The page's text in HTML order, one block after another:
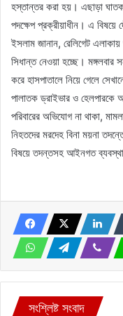
হস্তান্তর করা হয়। এছাড়া
পদক্ষেপ প্রক্রীয়াধীন। এ
ইসলাম জানান, রেলিগেট
সিধান্ত নেওয়া হচ্ছে। মঙ্গলবার
করে হাসপাতালে নিয়ে গেলে
পালাতক ড্রাইভার ও
পরিবারের অভিযোগ না থাকা,
নিহতদের মরদেহ বিনা ময়না
বিষয়ে তদন্তসহ আইনগত ব্যবস্থা
সংশ্লিষ্ট সংবাদ